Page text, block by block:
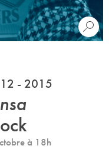
- 2015
à 18h